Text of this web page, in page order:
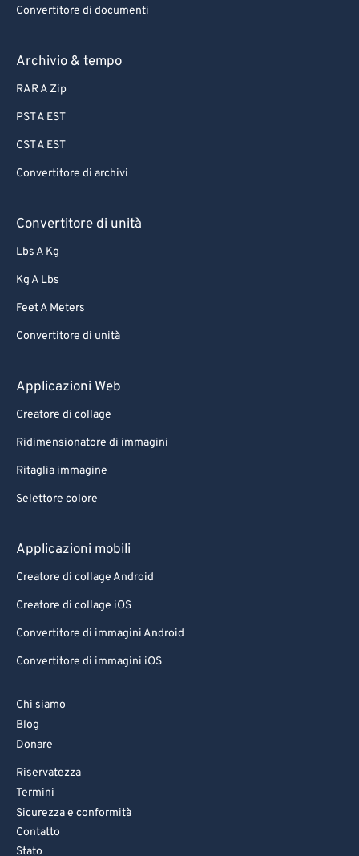
Convertitore di documenti
Archivio & tempo
RAR A Zip
PST A EST
CST A EST
Convertitore di archivi
Convertitore di unità
Lbs A Kg
Kg A Lbs
Feet A Meters
Convertitore di unità
Applicazioni Web
Creatore di collage
Ridimensionatore di immagini
Ritaglia immagine
Selettore colore
Applicazioni mobili
Creatore di collage Android
Creatore di collage iOS
Convertitore di immagini Android
Convertitore di immagini iOS
Chi siamo
Blog
Donare
Riservatezza
Termini
Sicurezza e conformità
Contatto
Stato